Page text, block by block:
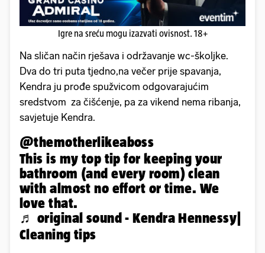
Igre na sreću mogu izazvati ovisnost. 18+
Na sličan način rješava i održavanje wc-školjke.
Dva do tri puta tjedno,na večer prije spavanja,
Kendra ju prođe spužvicom odgovarajućim
sredstvom za čišćenje, pa za vikend nema ribanja,
savjetuje Kendra.
@themotherlikeaboss
This is my top tip for keeping your
bathroom (and every room) clean
with almost no effort or time. We
love that.
♬ original sound - Kendra Hennessy|
Cleaning tips